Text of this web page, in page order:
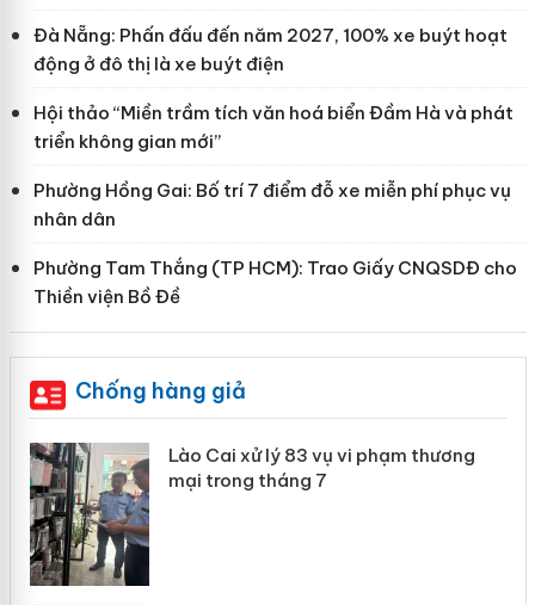
Đà Nẵng: Phấn đấu đến năm 2027, 100% xe buýt hoạt
động ở đô thị là xe buýt điện
Hội thảo “Miền trầm tích văn hoá biển Đầm Hà và phát
triển không gian mới”
Phường Hồng Gai: Bố trí 7 điểm đỗ xe miễn phí phục vụ
nhân dân
Phường Tam Thắng (TP HCM): Trao Giấy CNQSDĐ cho
Thiền viện Bồ Đề
Chống hàng giả
Lào Cai xử lý 83 vụ vi phạm thương
mại trong tháng 7